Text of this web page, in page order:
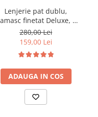
Lenjerie pat dublu,
finetat Deluxe, 6
piese, cearceaf pat cu
elastic, Maro
280,00 Lei
159,00 Lei
ADAUGA IN COS